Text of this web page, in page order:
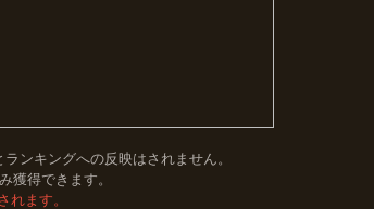
ンキングへの反映はされません。
獲得できます。
ます。